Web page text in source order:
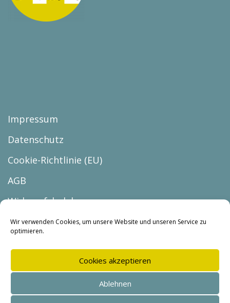
Wir verwenden Cookies, um unsere Website und unseren Service zu
optimieren.
Cookies akzeptieren
Ablehnen
Impressum
Datenschutz
Cookie-Richtlinie (EU)
AGB
Widerrufsbelehrung
Vertrag widerrufen
© Copyright 2026 |